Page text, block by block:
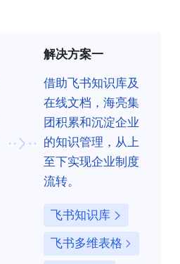
解决方案一
借助飞书知识库及
在线文档，海亮集
团积累和沉淀企业
的知识管理，从上
至下实现企业制度
流转。
飞书知识库
飞书多维表格